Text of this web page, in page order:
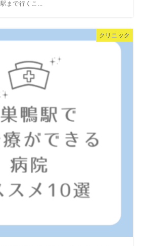
まで行くこ...
クリニック